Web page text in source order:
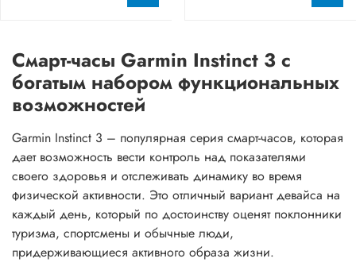
Смарт-часы Garmin Instinct 3 с
богатым набором функциональных
возможностей
Garmin Instinct 3 – популярная серия смарт-часов, которая
дает возможность вести контроль над показателями
своего здоровья и отслеживать динамику во время
физической активности. Это отличный вариант девайса на
каждый день, который по достоинству оценят поклонники
туризма, спортсмены и обычные люди,
придерживающиеся активного образа жизни.